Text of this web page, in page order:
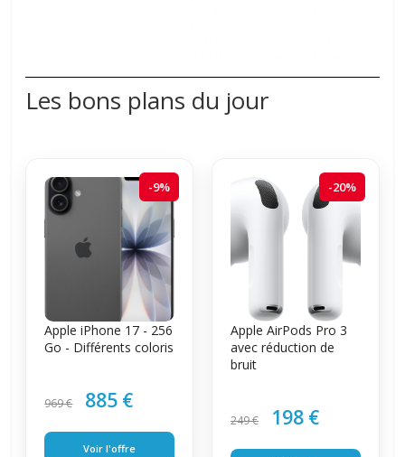
Les bons plans du jour
-9%
Apple iPhone 17 - 256
Go - Différents coloris
969 € 885 €
Voir l'offre
-20%
Apple AirPods Pro 3
avec réduction de
bruit
249 € 198 €